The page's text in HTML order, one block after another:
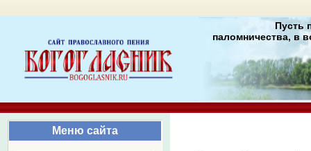
Пусть
паломничества, в
Меню сайта